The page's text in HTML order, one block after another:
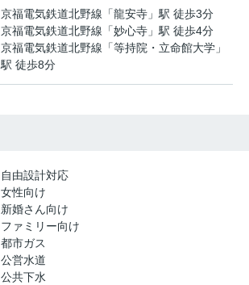
京福電気鉄道北野線 「龍安寺 」駅 徒歩3分
京福電気鉄道北野線 「妙心寺 」駅 徒歩4分
京福電気鉄道北野線 「等持院・立命館大学 」
駅 徒歩8分
自由設計対応
女性向け
新婚さん向け
ファミリー向け
都市ガス
公営水道
公共下水